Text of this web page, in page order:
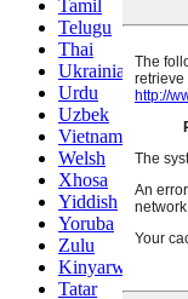
Tamil
Telugu
Thai
Ukrainian
Urdu
Uzbek
Vietnamese
Welsh
Xhosa
Yiddish
Yoruba
Zulu
Kinyarwanda
Tatar